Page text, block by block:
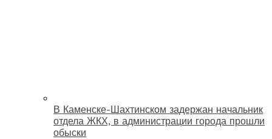
В Каменске-Шахтинском задержан начальник
отдела ЖКХ, в администрации города прошли
обыски